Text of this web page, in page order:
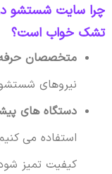
چرا سایت شستشو
تشک خواب است؟
متخصصان
نیروهای
دستگاه های
استفاده می
کیفیت تمیز